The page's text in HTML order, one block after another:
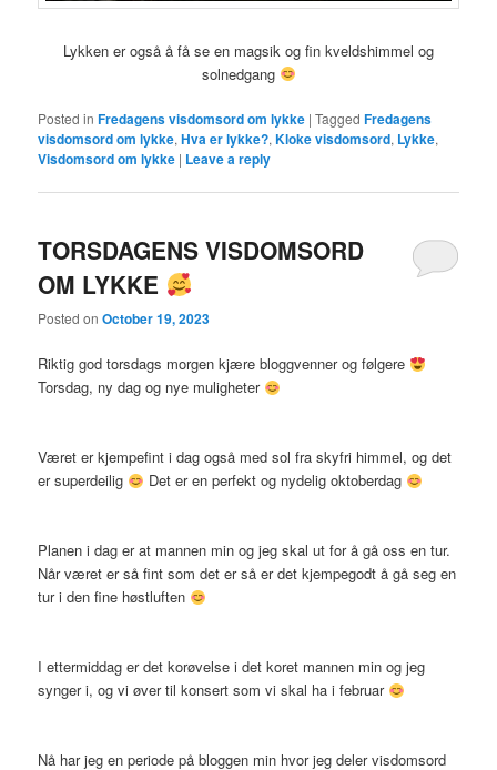
Lykken er også å få se en magsik og fin kveldshimmel og
solnedgang
Posted in Fredagens visdomsord om lykke |Tagged Fredagens
visdomsord om lykke,Hva er lykke?,Kloke visdomsord, Lykke,
Visdomsord om lykke | Leave a reply
TORSDAGENS VISDOMSORD
OM LYKKE
Posted onOctober 19, 2023
Riktig god torsdags morgen kjære bloggvenner og følgere
Torsdag, ny dag og nye muligheter
Været er kjempefint i dag også med sol fra skyfri himmel, og det
er superdeilig
Det er en perfekt og nydelig oktoberdag
Planen i dag er at mannen min og jeg skal ut for å gå oss en tur.
Når været er så fint som det er så er det kjempegodt å gå seg en
tur i den fine høstluften
I ettermiddag er det korøvelse i det koret mannen min og jeg
synger i, og vi øver til konsert som vi skal ha i februar
Nå har jeg en periode på bloggen min hvor jeg deler visdomsord